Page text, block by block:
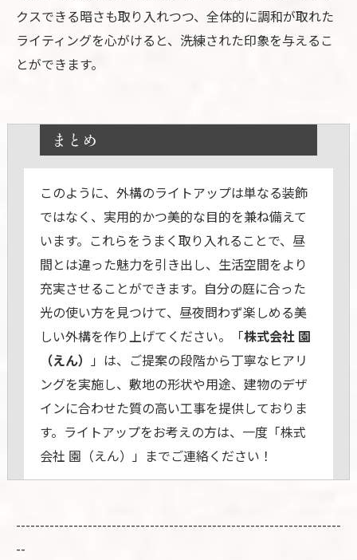
クスできる暗さも取り入れつつ、全体的に調和が取れた
ライティングを心がけると、洗練された印象を与えるこ
とができます。
まとめ
このように、外構のライトアップは単なる装飾
ではなく、実用的かつ美的な目的を兼ね備えて
います。これらをうまく取り入れることで、昼
間とは違った魅力を引き出し、生活空間をより
充実させることができます。自分の庭に合った
光の使い方を見つけて、昼夜問わず楽しめる美
しい外構を作り上げてください。「株式会社 園
（えん）
」は、ご提案の段階から丁寧なヒアリ
ングを実施し、敷地の形状や用途、建物のデザ
インに合わせた質の高い工事を提供しておりま
す。ライトアップをお考えの方は、一度「株式
会社 園（えん）」までご連絡ください！
--------------------------------------------------------------------
--